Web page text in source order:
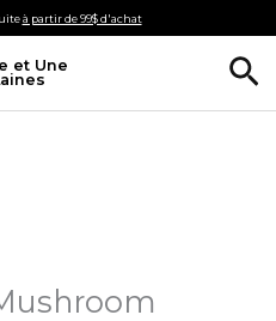
à partir de 99$ d'achat